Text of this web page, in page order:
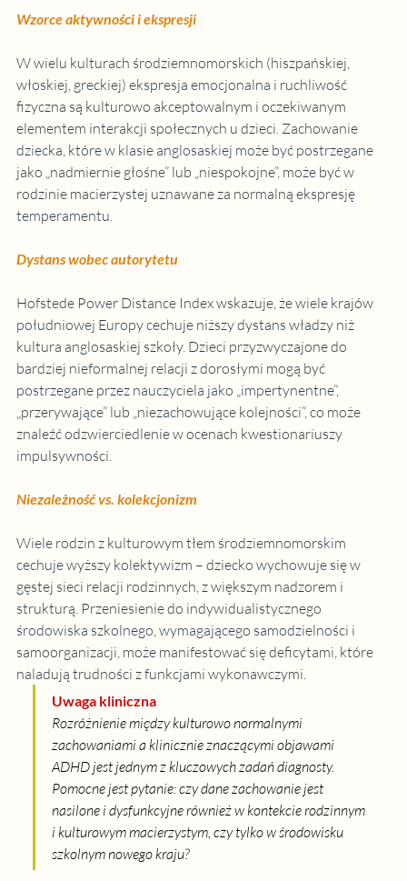
Wzorce aktywności i ekspresji
W wielu kulturach środziemnomorskich (hiszpańskiej,
włoskiej, greckiej) ekspresja emocjonalna i ruchliwość
fizyczna są kulturowo akceptowalnym i oczekiwanym
elementem interakcji społecznych u dzieci. Zachowanie
dziecka, które w klasie anglosaskiej może być postrzegane
jako „nadmiernie głośne” lub „niespokojne”, może być w
rodzinie macierzystej uznawane za normalną ekspresję
temperamentu.
Dystans wobec autorytetu
Hofstede Power Distance Index wskazuje, że wiele krajów
południowej Europy cechuje niższy dystans władzy niż
kultura anglosaskiej szkoły. Dzieci przyzwyczajone do
bardziej nieformalnej relacji z dorosłymi mogą być
postrzegane przez nauczyciela jako „impertynentne”,
„przerywające” lub „niezachowujące kolejności”, co może
znaleźć odzwierciedlenie w ocenach kwestionariuszy
impulsywności.
Niezależność vs. kolekcjonizm
Wiele rodzin z kulturowym tłem środziemnomorskim
cechuje wyższy kolektywizm – dziecko wychowuje się w
gęstej sieci relacji rodzinnych, z większym nadzorem i
strukturą. Przeniesienie do indywidualistycznego
środowiska szkolnego, wymagającego samodzielności i
samoorganizacji, może manifestować się deficytami, które
naladują trudności z funkcjami wykonawczymi.
Uwaga kliniczna
Rozróżnienie między kulturowo normalnymi
zachowaniami a klinicznie znaczącymi objawami
ADHD jest jednym z kluczowych zadań diagnosty.
Pomocne jest pytanie: czy dane zachowanie jest
nasilone i dysfunkcyjne również w kontekcie rodzinnym
i kulturowym macierzystym, czy tylko w środowisku
szkolnym nowego kraju?